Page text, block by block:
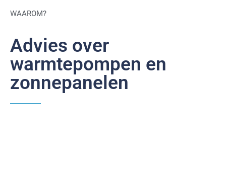
WAAROM?
Advies over
warmtepompen en
zonnepanelen